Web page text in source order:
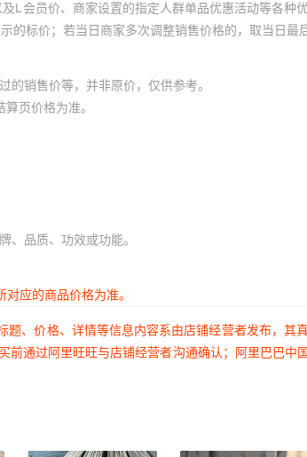
L会员价、商家设置的指定人群单品优惠活动等各种
标价；若当日商家多次调整销售价格的，取当日最
销售价等，并非原价，仅供参考。
页价格为准。
品质、功效或功能。
应的商品价格为准。
、价格、详情等信息内容系由店铺经营者发布，其
通过阿里旺旺与店铺经营者沟通确认；阿里巴巴中